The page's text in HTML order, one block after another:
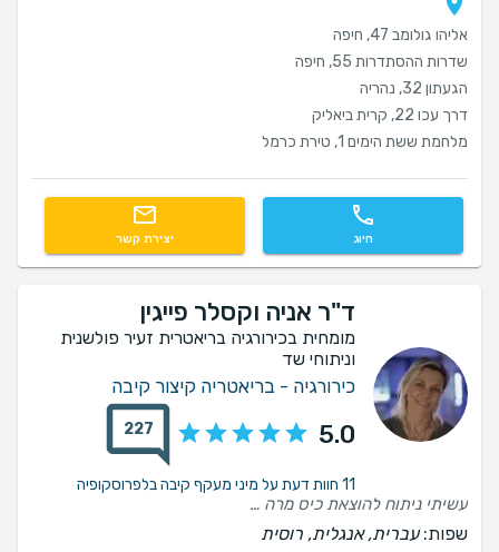
אליהו גולומב 47, חיפה
שדרות ההסתדרות 55, חיפה
הגעתון 32, נהריה
דרך עכו 22, קרית ביאליק
מלחמת ששת הימים 1, טירת כרמל
חיוג יצירת קשר
ד"ר אניה וקסלר פייגין
מומחית בכירורגיה בריאטרית זעיר פולשנית
וניתוחי שד
כירורגיה - בריאטריה קיצור קיבה
5.0
227
11 חוות דעת על מיני מעקף קיבה בלפרוסקופיה
עשיתי ניתוח להוצאת כיס מרה אצל ד״ר פייגין בבית חולים שיבא תל השומר ב 07/2026 והחוויה שלי היא מדהימה. ד״ר אניה היתה אנושית ואכפתית מהרגע הראשון, מלאת סבלנות לכל השאלות והחששות שלי והסבירה על התהליך בצורה מקצועית ומפורטת. הניתוח עצמו עבר בצורה קלה ומקצועית והרגשתי כל הדרך שאני בידיים טובות ושאני המטופל היחיד שלה. אנושיות, מקצועיות ומסירות יוצאי דופן. ממליץ עליה בחום.
שפות:עברית, אנגלית, רוסית